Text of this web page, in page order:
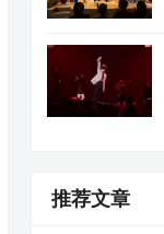
推荐文章